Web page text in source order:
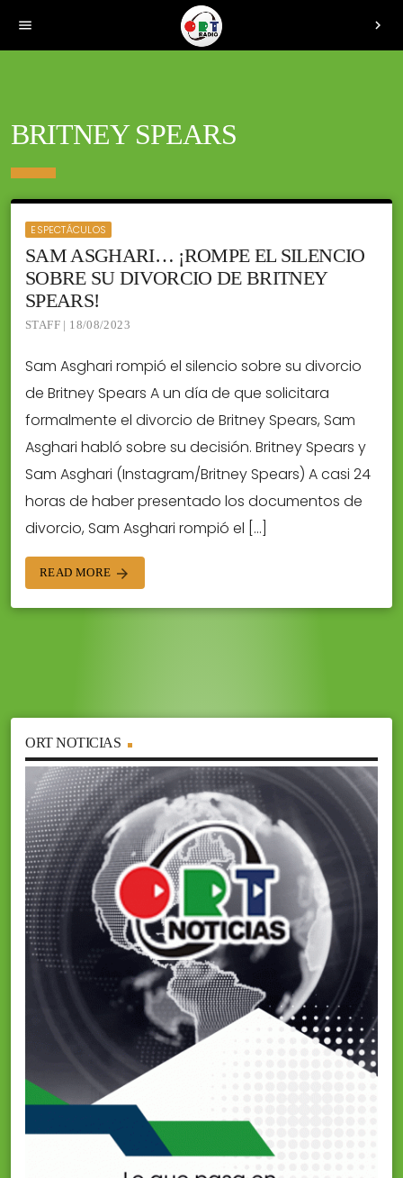
menu chevron_right
BRITNEY SPEARS
ESPECTÁCULOS
SAM ASGHARI… ¡ROMPE EL SILENCIO
SOBRE SU DIVORCIO DE BRITNEY
SPEARS!
STAFF | 18/08/2023
Sam Asghari rompió el silencio sobre su divorcio
de Britney Spears A un día de que solicitara
formalmente el divorcio de Britney Spears, Sam
Asghari habló sobre su decisión. Britney Spears y
Sam Asghari (Instagram/Britney Spears) A casi 24
horas de haber presentado los documentos de
divorcio, Sam Asghari rompió el […]
READ MORE arrow_forward
ORT NOTICIAS